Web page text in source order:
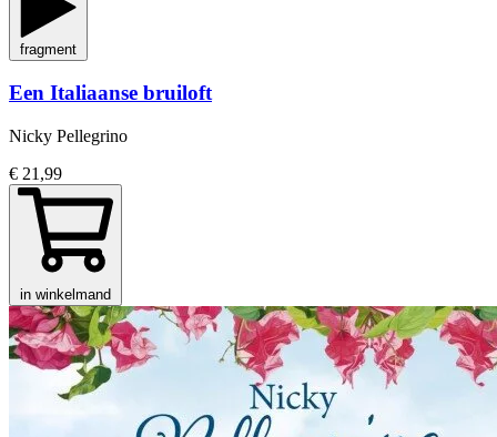
fragment
Een Italiaanse bruiloft
Nicky Pellegrino
€ 21,99
in winkelmand